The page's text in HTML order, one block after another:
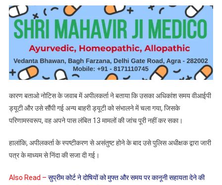
पर
लगाई
निंदा
बरकरार
कारण बताओ नोटिस के जवाब में अपीलकर्ता ने बताया कि उसका अधिकांश समय वीआईपी
ड्यूटी और उसे सौंपी गई अन्य बाहरी ड्यूटी को संभालने में चला गया, जिसके
परिणामस्वरूप, वह अपने पास लंबित 13 मामलों की जांच पूरी नहीं कर सका।
हालांकि, अपीलकर्ता के स्पष्टीकरण से असंतुष्ट होने के बाद उसे पुलिस अधीक्षक द्वारा जारी
पत्र के माध्यम से निंदा की सजा दी गई।
Also Read – सुप्रीम कोर्ट ने दोषियों को मुफ्त और समय पर कानूनी सहायता देने की